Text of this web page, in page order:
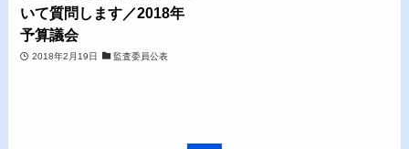
いて質問します／2018年
予算議会
2018年2月19日 監査委員公表